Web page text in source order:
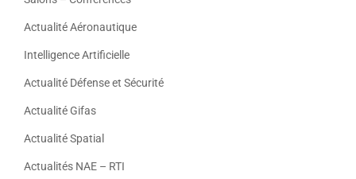
Actualité Aéronautique
Intelligence Artificielle
Actualité Défense et Sécurité
Actualité Gifas
Actualité Spatial
Actualités NAE – RTI